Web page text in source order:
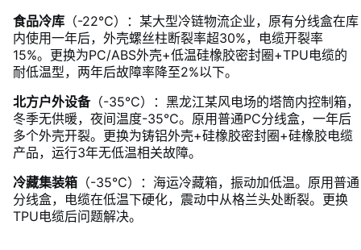
食品冷库 （-22℃）：某大型冷链物流企业，原有分线盒在库
内使用一年后，外壳螺丝柱断裂率超30%，电缆开裂率
15%。更换为PC/ABS外壳+低温硅橡胶密封圈+TPU电缆的
耐低温型，两年后故障率降至2%以下。
北方户外设备（-35℃）：黑龙江某风电场的塔筒内控制箱，
冬季无供暖，夜间温度-35℃。原用普通PC分线盒，一年后
多个外壳开裂。更换为铸铝外壳+硅橡胶密封圈+硅橡胶电缆
产品，运行3年无低温相关故障。
冷藏集装箱 （-35℃）：海运冷藏箱，振动加低温。原用普通
分线盒，电缆在低温下硬化，震动中从格兰头处断裂。更换
TPU电缆后问题解决。